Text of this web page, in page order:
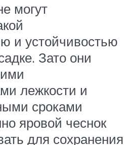
могут
и устойчивостью
Зато они
лежкости и
сроками
яровой чеснок
для сохранения